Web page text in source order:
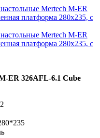
ER 326AFL-6.1 Cube
*235